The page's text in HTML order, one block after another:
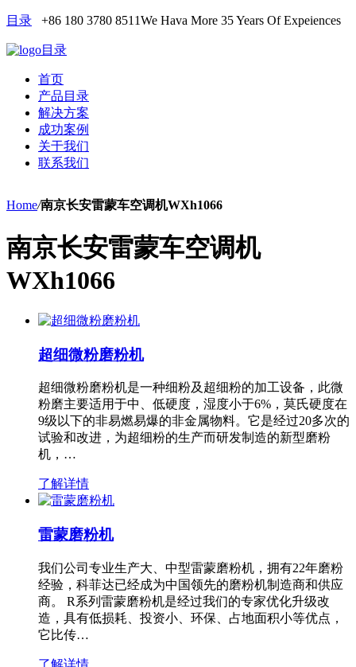
目录 +86 180 3780 8511We Hava More 35 Years Of Expeiences
目录
首页
产品目录
解决方案
成功案例
关于我们
联系我们
Home/南京长安雷蒙车空调机WXh1066
南京长安雷蒙车空调机
WXh1066
超细微粉磨粉机
超细微粉磨粉机是一种细粉及超细粉的加工设备，此微
粉磨主要适用于中、低硬度，湿度小于6%，莫氏硬度在
9级以下的非易燃易爆的非金属物料。它是经过20多次的
试验和改进，为超细粉的生产而研发制造的新型磨粉
机，…
了解详情
雷蒙磨粉机
我们公司专业生产大、中型雷蒙磨粉机，拥有22年磨粉
经验，科菲达已经成为中国领先的磨粉机制造商和供应
商。 R系列雷蒙磨粉机是经过我们的专家优化升级改
造，具有低损耗、投资小、环保、占地面积小等优点，
它比传…
了解详情